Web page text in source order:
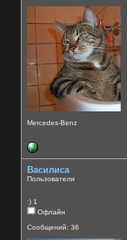
Mercedes-Benz
Василиса
Пользователи
:) 1
Офлайн
Сообщений: 36